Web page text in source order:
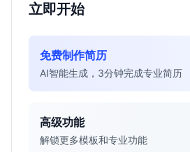
立即开始
免费制作简历
AI智能生成，3分钟完成专业简历
高级功能
解锁更多模板和专业功能